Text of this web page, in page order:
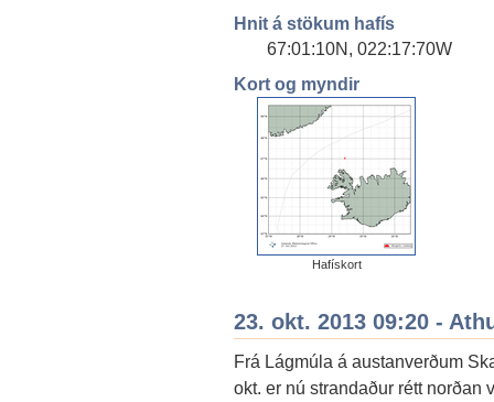
Hnit á stökum hafís
67:01:10N, 022:17:70W
Kort og myndir
Hafískort
23. okt. 2013 09:20 -
Frá Lágmúla á austanverðum
okt. er nú strandaður rétt